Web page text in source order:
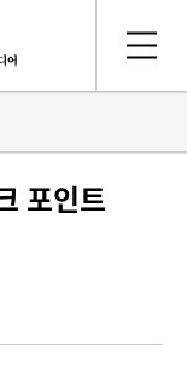
포인트